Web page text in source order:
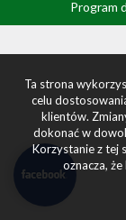
Program
Ta strona
celu
klientów.
dokonać w
Korzystanie z tej
oznacza,